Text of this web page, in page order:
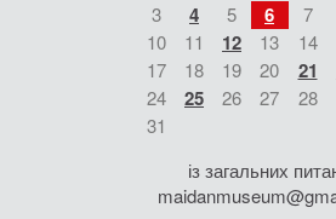
3 4 5 6 7
10
11 12 13 14
17
18 19 20 21
24
25 26 27 28
31
із загальних